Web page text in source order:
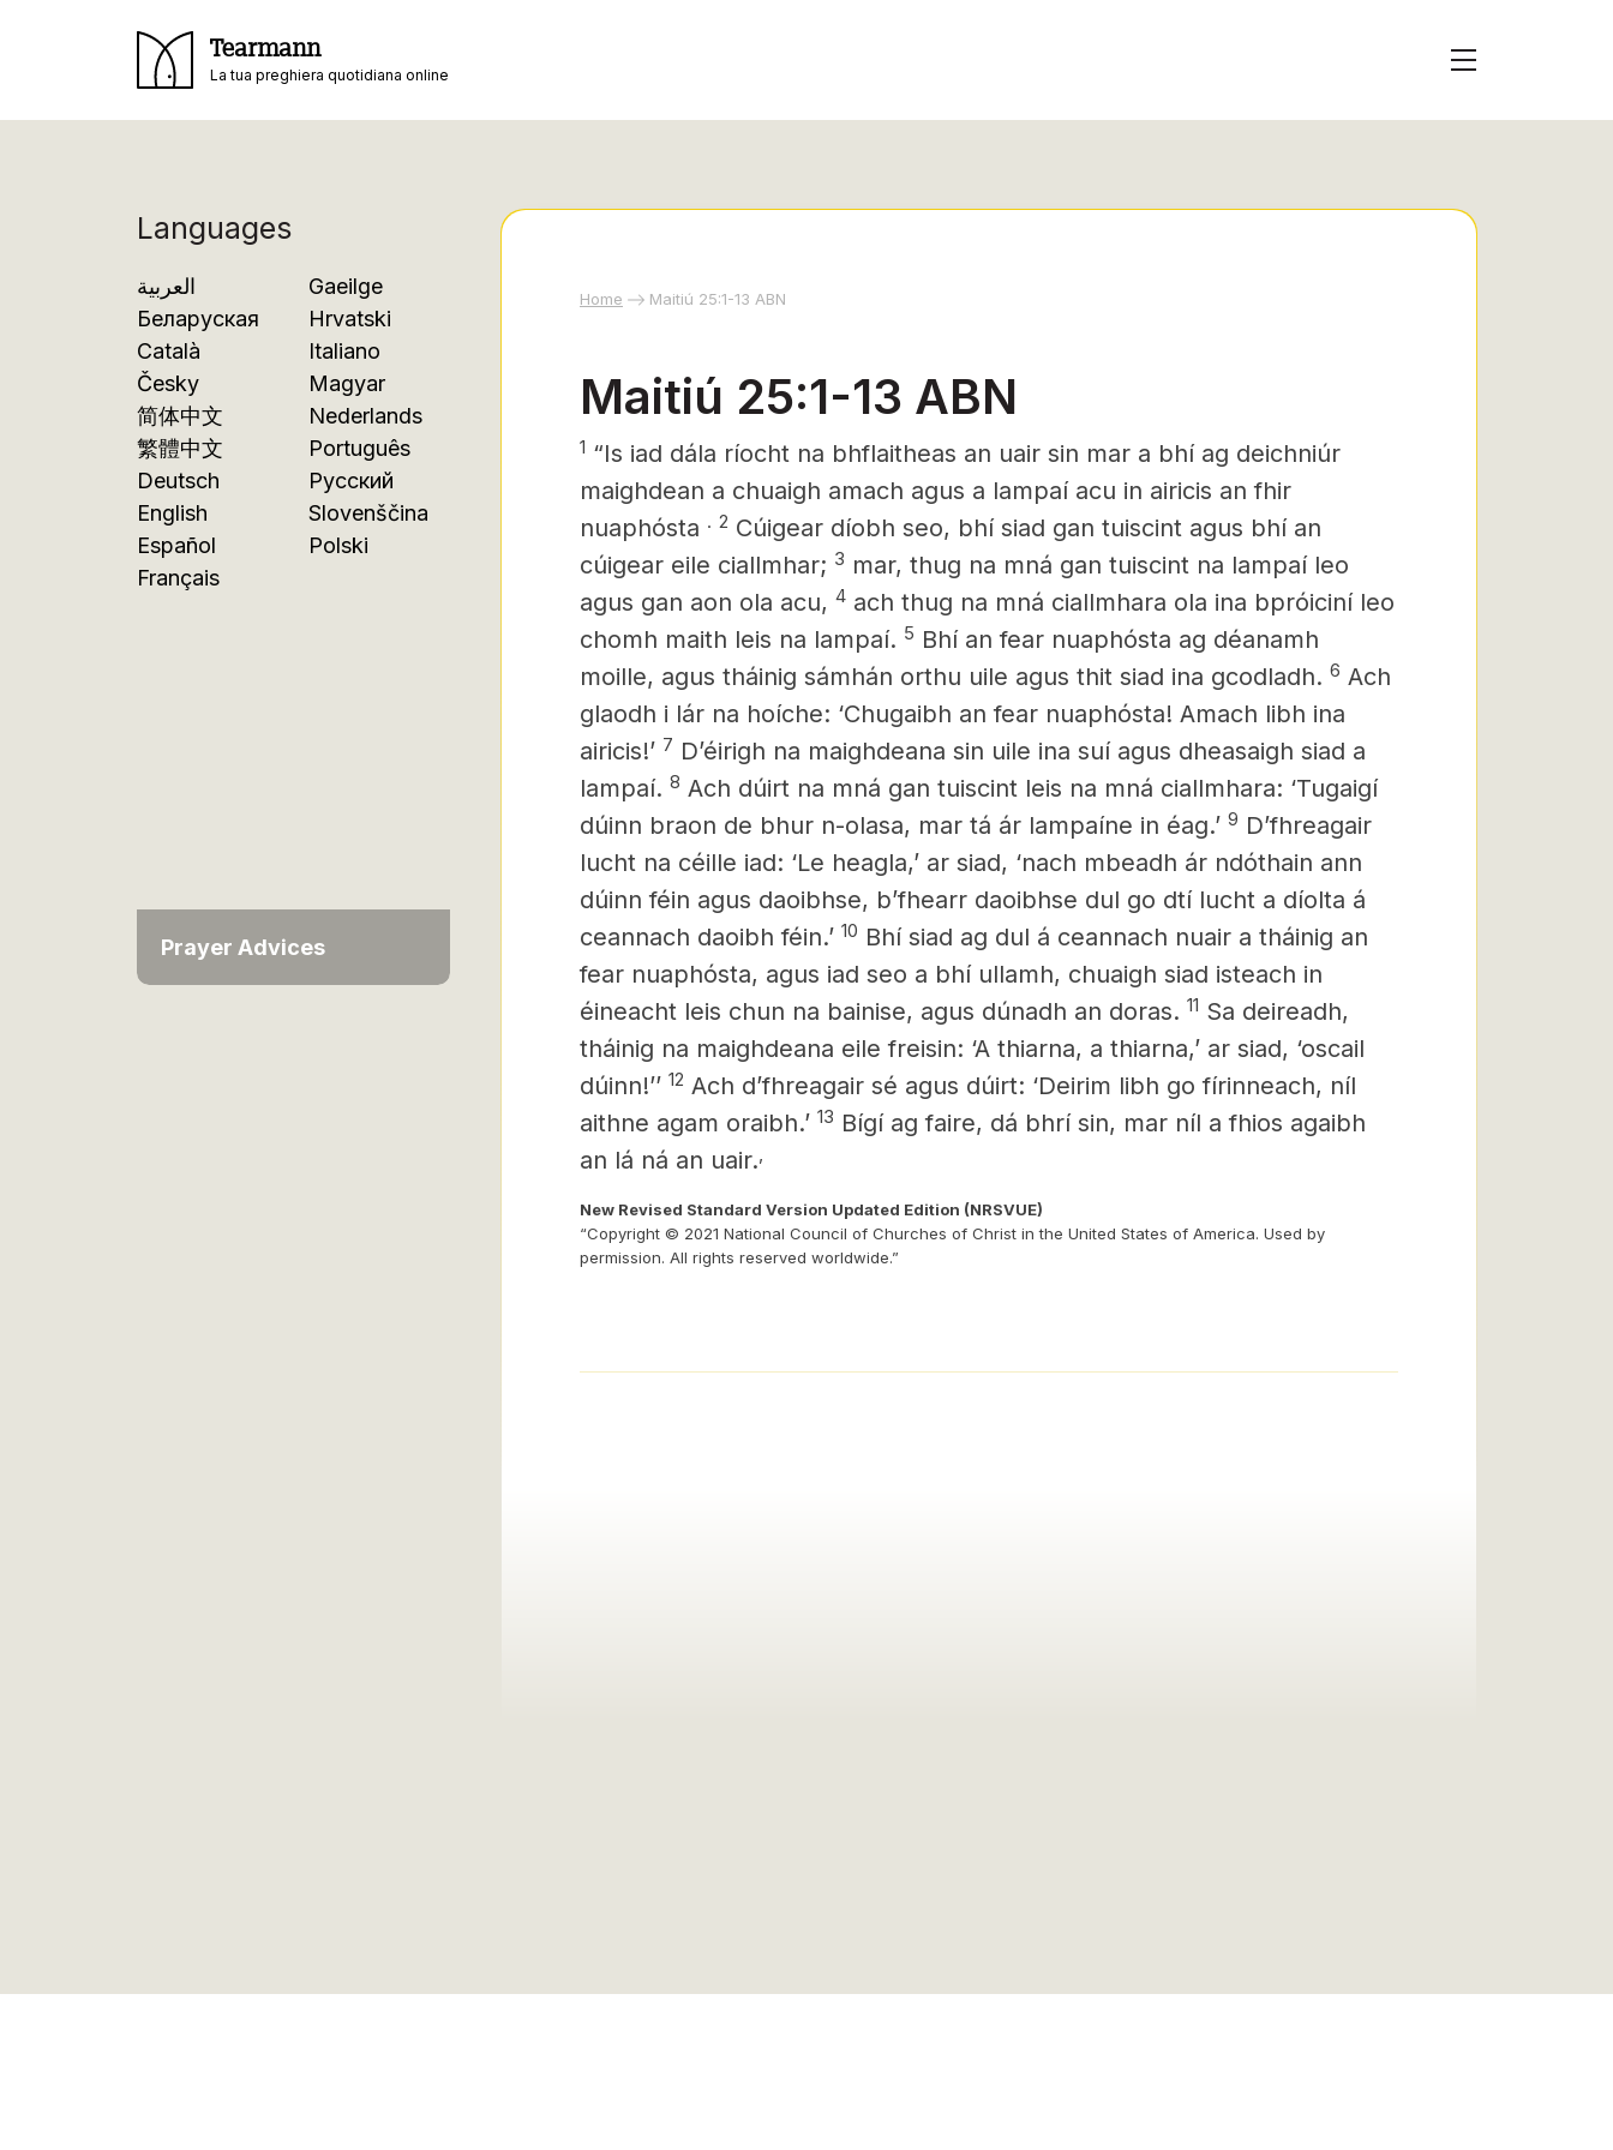
Tearmann
La tua preghiera quotidiana online
Languages
العربية
Беларуская
Català
Česky
简体中文
繁體中文
Deutsch
English
Español
Français
Gaeilge
Hrvatski
Italiano
Magyar
Nederlands
Português
Русский
Slovenščina
Polski
Prayer Advices
Home Maitiú 25:1-13 ABN
Maitiú 25:1-13 ABN
1 “Is iad dála ríocht na bhflaitheas an uair sin mar a bhí ag deichniúr
maighdean a chuaigh amach agus a lampaí acu in airicis an fhir
nuaphósta . 2 Cúigear díobh seo, bhí siad gan tuiscint agus bhí an
cúigear eile ciallmhar; 3 mar, thug na mná gan tuiscint na lampaí leo
agus gan aon ola acu, 4 ach thug na mná ciallmhara ola ina bpróiciní leo
chomh maith leis na lampaí. 5 Bhí an fear nuaphósta ag déanamh
moille, agus tháinig sámhán orthu uile agus thit siad ina gcodladh. 6 Ach
glaodh i lár na hoíche: ‘Chugaibh an fear nuaphósta! Amach libh ina
airicis!’ 7 D’éirigh na maighdeana sin uile ina suí agus dheasaigh siad a
lampaí. 8 Ach dúirt na mná gan tuiscint leis na mná ciallmhara: ‘Tugaigí
dúinn braon de bhur n-olasa, mar tá ár lampaíne in éag.’ 9 D’fhreagair
lucht na céille iad: ‘Le heagla,’ ar siad, ‘nach mbeadh ár ndóthain ann
dúinn féin agus daoibhse, b’fhearr daoibhse dul go dtí lucht a díolta á
ceannach daoibh féin.’ 10 Bhí siad ag dul á ceannach nuair a tháinig an
fear nuaphósta, agus iad seo a bhí ullamh, chuaigh siad isteach in
éineacht leis chun na bainise, agus dúnadh an doras. 11 Sa deireadh,
tháinig na maighdeana eile freisin: ‘A thiarna, a thiarna,’ ar siad, ‘oscail
dúinn!’’ 12 Ach d’fhreagair sé agus dúirt: ‘Deirim libh go fírinneach, níl
aithne agam oraibh.’ 13 Bígí ag faire, dá bhrí sin, mar níl a fhios agaibh
an lá ná an uair.
New Revised Standard Version Updated Edition (NRSVUE)
“Copyright © 2021 National Council of Churches of Christ in the United States of America. Used by
permission. All rights reserved worldwide.”